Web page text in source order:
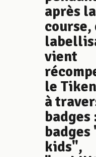
après la
vient
le
à
badges
badges
kids",